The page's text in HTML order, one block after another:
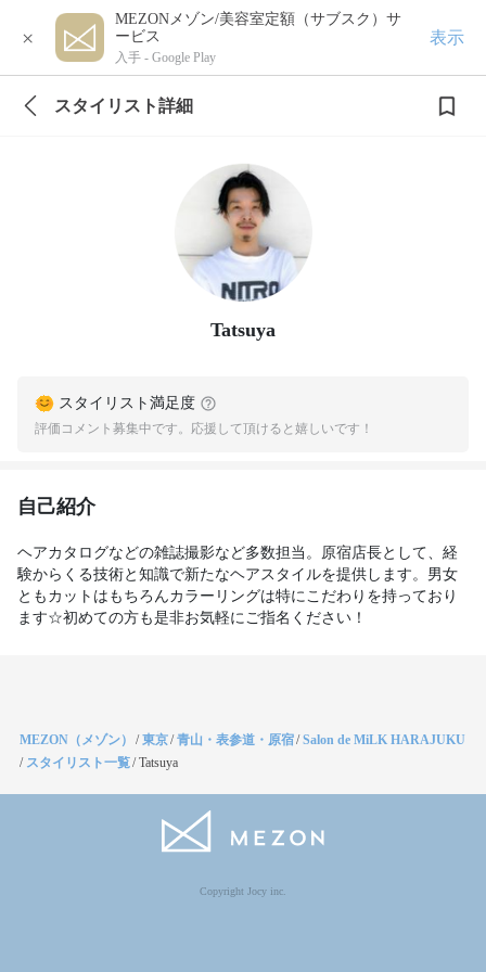
×
MEZONメゾン/美容室定額（サブスク）サ
ービス
入手 - Google Play
表示
スタイリスト詳細
Tatsuya
スタイリスト満足度
評価コメント募集中です。応援して頂けると嬉しいです！
自己紹介
ヘアカタログなどの雑誌撮影など多数担当。原宿店長として、経
験からくる技術と知識で新たなヘアスタイルを提供します。男女
ともカットはもちろんカラーリングは特にこだわりを持っており
ます☆初めての方も是非お気軽にご指名ください！
MEZON（メゾン） /東京/青山・表参道・原宿/Salon de MiLK HARAJUKU
/ スタイリスト一覧/Tatsuya
Copyright Jocy inc.